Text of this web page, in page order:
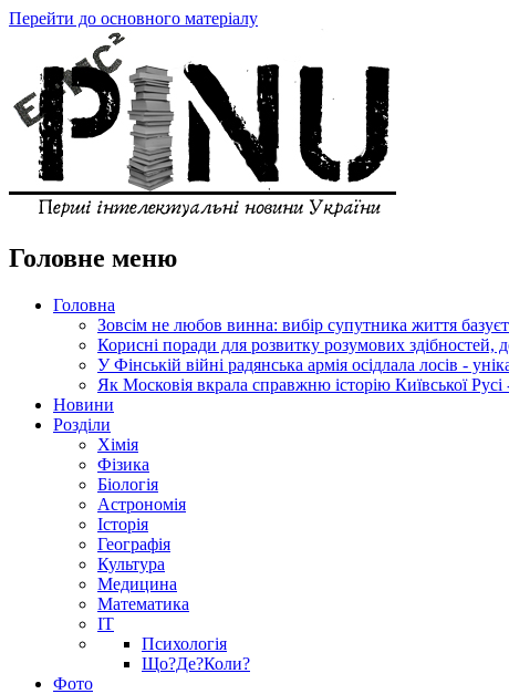
Перейти до основного матеріалу
Головне меню
Головна
Зовсім не любов винна: вибір супутника життя
Корисні поради для розвитку розумових здібностей,
У Фінській війні радянська армія осідлала лосів -
Як Московія вкрала справжню історію Київської Русі
Новини
Розділи
Хімія
Фізика
Біологія
Астрономія
Історія
Географія
Культура
Медицина
Математика
IT
Психологія
Що?Де?Коли?
Фото